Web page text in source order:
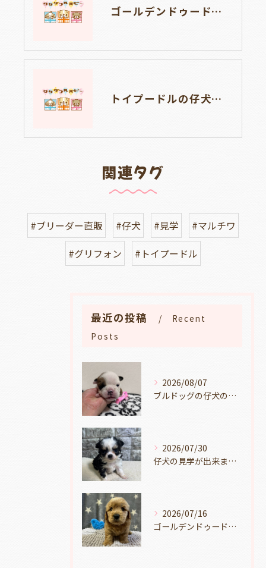
ゴールデンドゥードルの仔犬の見学が出来ます🐶🐶🐶岐阜県養老町のブリーダーワンダフルパピーです。
トイプードルの仔犬のお目目があいたよ👀🐶岐阜県養老町のブリーダーワンダフルパピーです。
関連タグ
#ブリーダー直販 #仔犬 #見学
#マルチワ
#グリフォン
#トイプードル
最近の投稿
Recent
Posts
2026/08/07
ブルドッグの仔犬のお目目があきました👀💑🐶岐阜県養老町のブリーダーワンダフルパピーです。
2026/07/30
仔犬の見学が出来ます🐶岐阜県養老町のブリーダーワンダフルパピーです。
2026/07/16
ゴールデンドゥードルの仔犬の見学が出来ます🐶🐶🐶岐阜県養老町のブリーダーワンダフルパピーです。